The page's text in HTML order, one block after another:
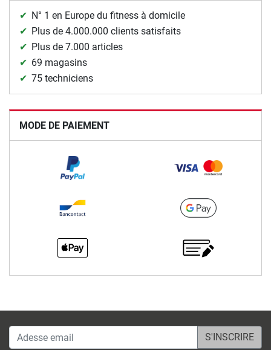
N° 1 en Europe du fitness à domicile
Plus de 4.000.000 clients satisfaits
Plus de 7.000 articles
69 magasins
75 techniciens
MODE DE PAIEMENT
Adesse email